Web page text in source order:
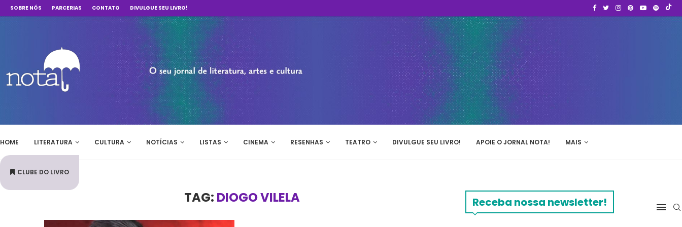
SOBRE NÓS PARCERIAS CONTATO DIVULGUE SEU LIVRO!
HOME LITERATURA CULTURA NOTÍCIAS LISTAS CINEMA RESENHAS TEATRO DIVULGUE SEU LIVRO! APOIE O JORNAL NOTA! MAIS
CLUBE DO LIVRO
TAG: DIOGO VILELA Receba nossa newsletter!